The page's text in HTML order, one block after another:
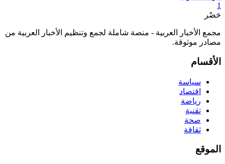
1
حَصْر
مجمع الأخبار العربية - منصة شاملة لجمع وتنظيم الأخبار العربية من
مصادر موثوقة.
الأقسام
سياسة
اقتصاد
رياضة
تقنية
صحة
ثقافة
الموقع